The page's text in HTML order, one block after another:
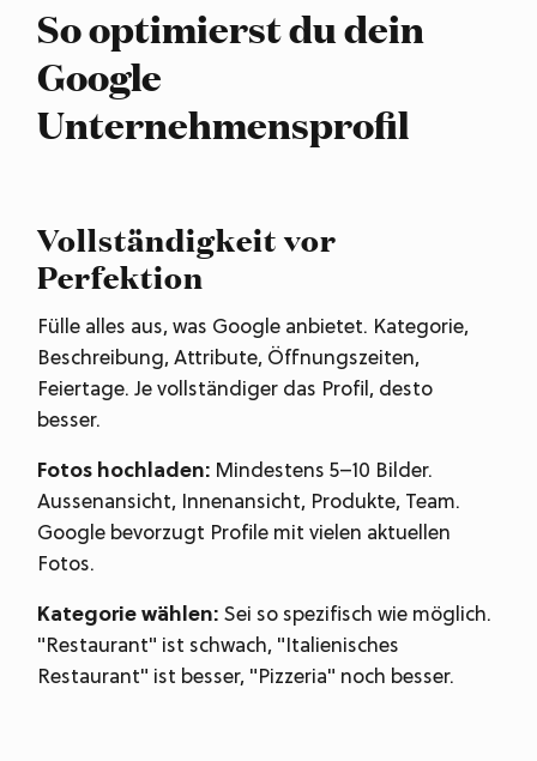
So optimierst du dein
Google
Unternehmensprofil
Vollständigkeit vor
Perfektion
Fülle alles aus, was Google anbietet. Kategorie,
Beschreibung, Attribute, Öffnungszeiten,
Feiertage. Je vollständiger das Profil, desto
besser.
Fotos hochladen: Mindestens 5–10 Bilder.
Aussenansicht, Innenansicht, Produkte, Team.
Google bevorzugt Profile mit vielen aktuellen
Fotos.
Kategorie wählen: Sei so spezifisch wie möglich.
"Restaurant" ist schwach, "Italienisches
Restaurant" ist besser, "Pizzeria" noch besser.